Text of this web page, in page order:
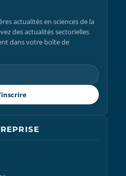
actualités en sciences de la
des actualités sectorielles
dans votre boîte de